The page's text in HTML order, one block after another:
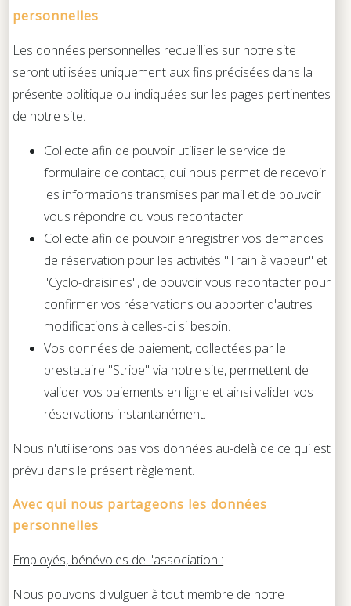
personnelles
Les données personnelles recueillies sur notre site
seront utilisées uniquement aux fins précisées dans la
présente politique ou indiquées sur les pages pertinentes
de notre site.
Collecte afin de pouvoir utiliser le service de
formulaire de contact, qui nous permet de recevoir
les informations transmises par mail et de pouvoir
vous répondre ou vous recontacter.
Collecte afin de pouvoir enregistrer vos demandes
de réservation pour les activités "Train à vapeur" et
"Cyclo-draisines", de pouvoir vous recontacter pour
confirmer vos réservations ou apporter d'autres
modifications à celles-ci si besoin.
Vos données de paiement, collectées par le
prestataire "Stripe" via notre site, permettent de
valider vos paiements en ligne et ainsi valider vos
réservations instantanément.
Nous n'utiliserons pas vos données au-delà de ce qui est
prévu dans le présent règlement.
Avec qui nous partageons les données
personnelles
Employés, bénévoles de l'association :
Nous pouvons divulguer à tout membre de notre